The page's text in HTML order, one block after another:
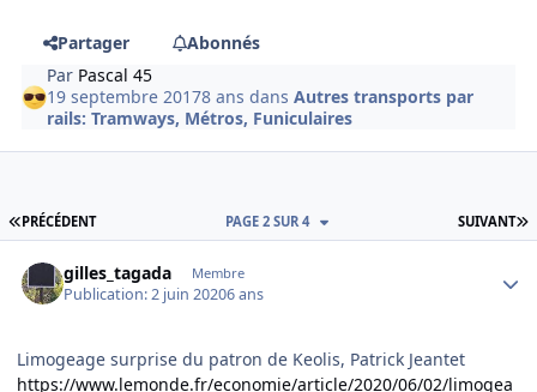
Partager
Abonnés
Par Pascal 45
19 septembre 20178 ans dansAutres transports par
rails: Tramways, Métros, Funiculaires
PREMIÈRE PAGE
PRÉCÉDENT SUIVANT
PAGE 2 SUR 4
gilles_tagada Membre
Publication:2 juin 20206 ans
Limogeage surprise du patron de Keolis, Patrick Jeantet
https://www.lemonde.fr/economie/article/2020/06/02/limogea